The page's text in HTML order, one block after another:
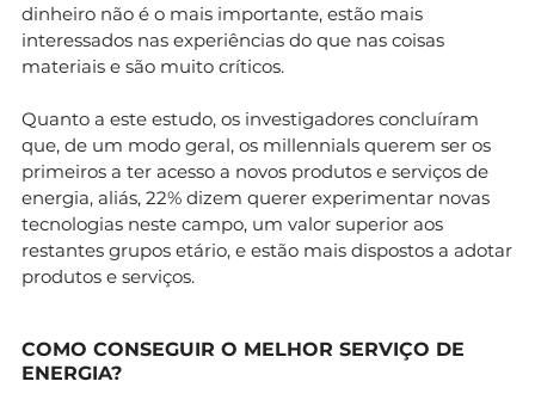
dinheiro não é o mais importante, estão mais
interessados nas experiências do que nas coisas
materiais e são muito críticos.
Quanto a este estudo, os investigadores concluíram
que, de um modo geral, os millennials querem ser os
primeiros a ter acesso a novos produtos e serviços de
energia, aliás, 22% dizem querer experimentar novas
tecnologias neste campo, um valor superior aos
restantes grupos etário, e estão mais dispostos a adotar
produtos e serviços.
COMO CONSEGUIR O MELHOR SERVIÇO DE
ENERGIA?